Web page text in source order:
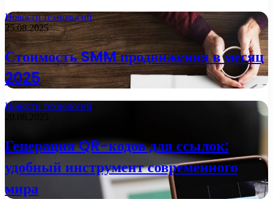
Новости технологий
25.08.2025
Стоимость SMM продвижения в месяц
2025
Новости технологий
Генерация QR-кодов для ссылок:
удобный инструмент современного
мира